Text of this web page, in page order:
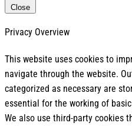
Close
Privacy Overview
This website uses cookies to
navigate through the website.
categorized as necessary are
essential for the working of
We also use third-party cookies